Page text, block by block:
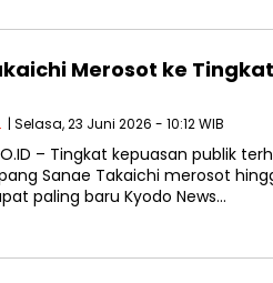
Merosot ke
| Selasa, 23 Juni 2026 - 10:12 WIB
– Tingkat kepuasan publik
Sanae Takaichi merosot
paling baru Kyodo News…